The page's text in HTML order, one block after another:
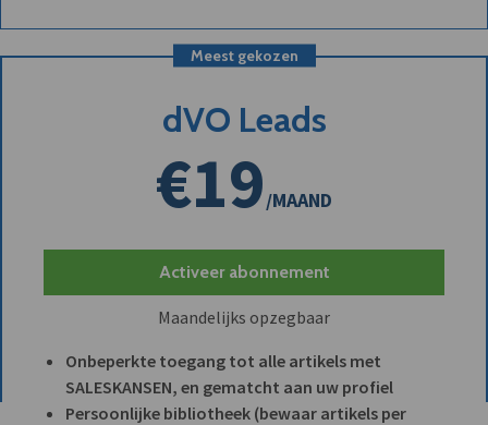
Meest gekozen
dVO Leads
€19/MAAND
Activeer abonnement
Maandelijks opzegbaar
Onbeperkte toegang tot alle artikels met
SALESKANSEN, en gematcht aan uw profiel
Persoonlijke bibliotheek (bewaar artikels per